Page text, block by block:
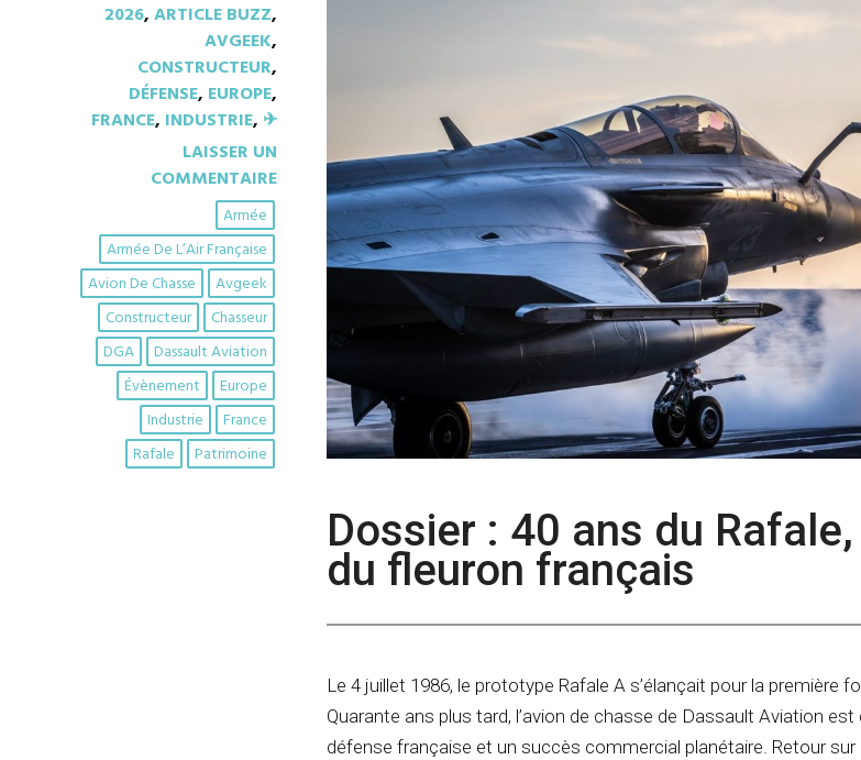
2026,ARTICLE BUZZ,
AVGEEK,
CONSTRUCTEUR,
DÉFENSE, EUROPE,
FRANCE, INDUSTRIE, ✈︎
LAISSER UN
COMMENTAIRE
Armée
Armée De L’Air Française
Avgeek
Avion De Chasse
Chasseur
Constructeur
Dassault Aviation
DGA
Europe
Évènement
France
Industrie
Patrimoine
Rafale
Dossier : 40 ans du
du fleuron français
Le 4 juillet 1986, le prototype Rafale A s’élançait pour la première
Quarante ans plus tard, l’avion de chasse de Dassault Aviation est
défense française et un succès commercial planétaire. Retour sur